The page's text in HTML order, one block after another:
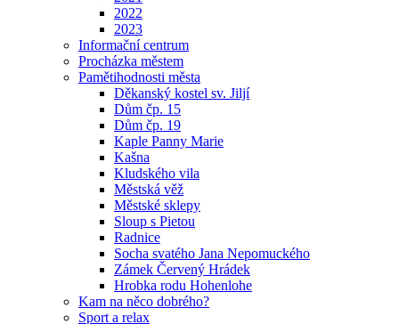
2022
2023
Informační centrum
Procházka městem
Pamětihodnosti města
Děkanský kostel sv. Jiljí
Dům čp. 15
Dům čp. 19
Kaple Panny Marie
Kašna
Kludského vila
Městská věž
Městské sklepy
Sloup s Pietou
Radnice
Socha svatého Jana Nepomuckého
Zámek Červený Hrádek
Hrobka rodu Hohenlohe
Kam na něco dobrého?
Sport a relax